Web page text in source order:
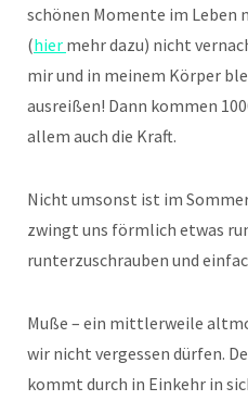
schönen Momente im Leben
(hier mehr dazu) nicht
mir und in meinem Körper
ausreißen! Dann kommen
allem auch die Kraft.
Nicht umsonst ist im
zwingt uns förmlich etwas
runterzuschrauben und
Muße – ein mittlerweile
wir nicht vergessen dürfen.
kommt durch in Einkehr in